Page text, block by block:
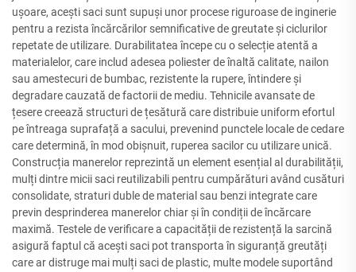
ușoare, acești saci sunt supuși unor procese riguroase de inginerie
pentru a rezista încărcărilor semnificative de greutate și ciclurilor
repetate de utilizare. Durabilitatea începe cu o selecție atentă a
materialelor, care includ adesea poliester de înaltă calitate, nailon
sau amestecuri de bumbac, rezistente la rupere, întindere și
degradare cauzată de factorii de mediu. Tehnicile avansate de
țesere creează structuri de țesătură care distribuie uniform efortul
pe întreaga suprafață a sacului, prevenind punctele locale de cedare
care determină, în mod obișnuit, ruperea sacilor cu utilizare unică.
Construcția manerelor reprezintă un element esențial al durabilității,
mulți dintre micii saci reutilizabili pentru cumpărături având cusături
consolidate, straturi duble de material sau benzi integrate care
previn desprinderea manerelor chiar și în condiții de încărcare
maximă. Testele de verificare a capacității de rezistență la sarcină
asigură faptul că acești saci pot transporta în siguranță greutăți
care ar distruge mai mulți saci de plastic, multe modele suportând